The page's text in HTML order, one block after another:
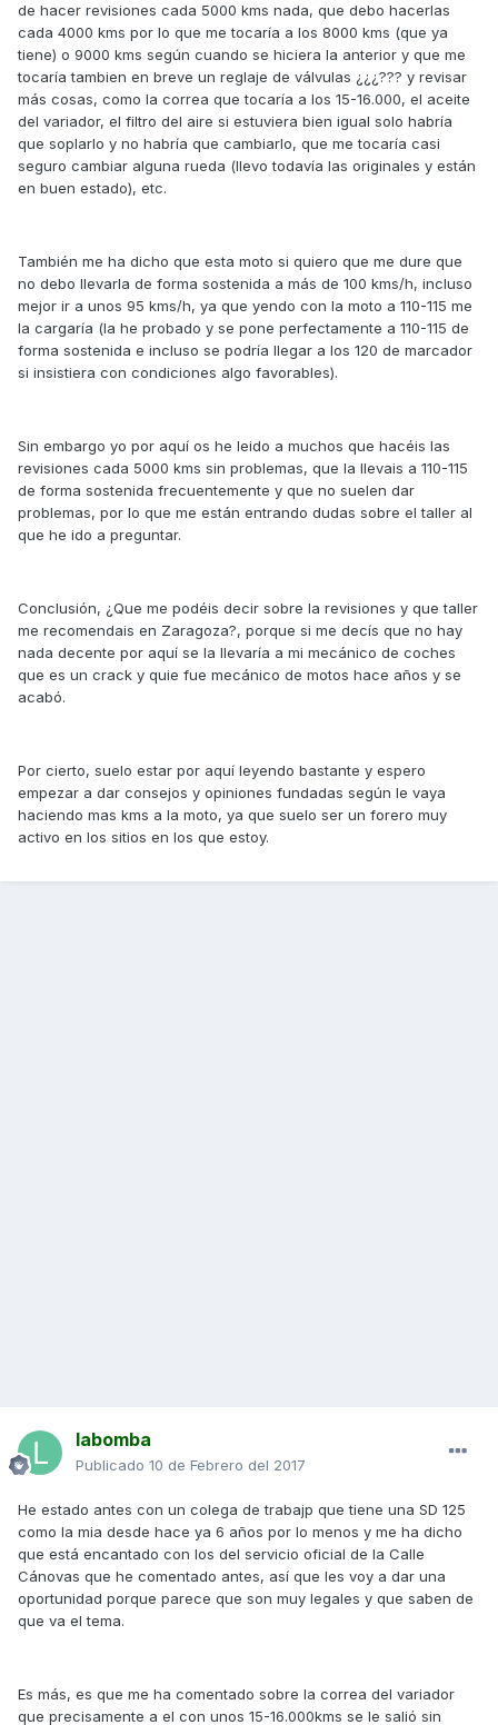
de hacer revisiones cada 5000 kms nada, que debo hacerlas
cada 4000 kms por lo que me tocaría a los 8000 kms (que ya
tiene) o 9000 kms según cuando se hiciera la anterior y que me
tocaría tambien en breve un reglaje de válvulas ¿¿¿??? y revisar
más cosas, como la correa que tocaría a los 15-16.000, el aceite
del variador, el filtro del aire si estuviera bien igual solo habría
que soplarlo y no habría que cambiarlo, que me tocaría casi
seguro cambiar alguna rueda (llevo todavía las originales y están
en buen estado), etc.
También me ha dicho que esta moto si quiero que me dure que
no debo llevarla de forma sostenida a más de 100 kms/h, incluso
mejor ir a unos 95 kms/h, ya que yendo con la moto a 110-115 me
la cargaría (la he probado y se pone perfectamente a 110-115 de
forma sostenida e incluso se podría llegar a los 120 de marcador
si insistiera con condiciones algo favorables).
Sin embargo yo por aquí os he leido a muchos que hacéis las
revisiones cada 5000 kms sin problemas, que la llevais a 110-115
de forma sostenida frecuentemente y que no suelen dar
problemas, por lo que me están entrando dudas sobre el taller al
que he ido a preguntar.
Conclusión, ¿Que me podéis decir sobre la revisiones y que taller
me recomendais en Zaragoza?, porque si me decís que no hay
nada decente por aquí se la llevaría a mi mecánico de coches
que es un crack y quie fue mecánico de motos hace años y se
acabó.
Por cierto, suelo estar por aquí leyendo bastante y espero
empezar a dar consejos y opiniones fundadas según le vaya
haciendo mas kms a la moto, ya que suelo ser un forero muy
activo en los sitios en los que estoy.
labomba
Publicado 10 de Febrero del 2017
He estado antes con un colega de trabajp que tiene una SD 125
como la mia desde hace ya 6 años por lo menos y me ha dicho
que está encantado con los del servicio oficial de la Calle
Cánovas que he comentado antes, así que les voy a dar una
oportunidad porque parece que son muy legales y que saben de
que va el tema.
Es más, es que me ha comentado sobre la correa del variador
que precisamente a el con unos 15-16.000kms se le salió sin